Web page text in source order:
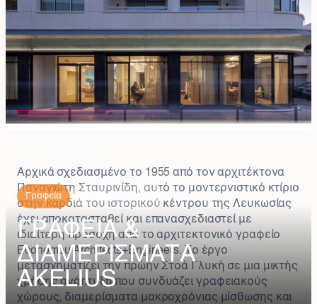
Γραφεία Εντός των τειχών
ΓΡΑΦΕΙΑ &
ΔΙΑΜΕΡΙΣΜΑΤΑ
AKELIUS
Αρχικά σχεδιασμένο το 1955 από τον αρχιτέκτονα
Παναγιώτη Σταυρινίδη, αυτό το μοντερνιστικό κτίριο
στην καρδιά του ιστορικού κέντρου της Λευκωσίας
έχει αποκατασταθεί και επανασχεδιαστεί με
ιδιαίτερη προσοχή από το αρχιτεκτονικό γραφείο
Economou Architects+Engineers. Το έργο
μετασχηματίζει την πρώην Στοά Γλυκή σε μια μικτής
χρήσης ανάπτυξη που συνδυάζει γραφειακούς
χώρους, διαμερίσματα μακροχρόνιας μίσθωσης και